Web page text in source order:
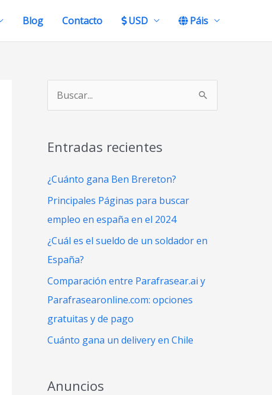
Blog Contacto USD Páis
c
r
Entradas recientes
¿Cuánto gana Ben Brereton?
Principales Páginas para buscar
empleo en españa en el 2024
¿Cuál es el sueldo de un soldador en
España?
Comparación entre Parafrasear.ai y
Parafrasearonline.com: opciones
gratuitas y de pago
Cuánto gana un delivery en Chile
Anuncios